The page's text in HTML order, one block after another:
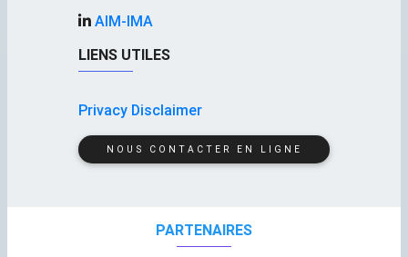
AIM-IMA
LIENS UTILES
Privacy Disclaimer
NOUS CONTACTER EN LIGNE
PARTENAIRES